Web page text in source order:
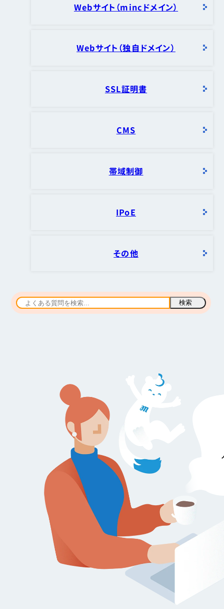
Webサイト（mincドメイン）
Webサイト（独自ドメイン）
SSL証明書
CMS
帯域制御
IPoE
その他
検索